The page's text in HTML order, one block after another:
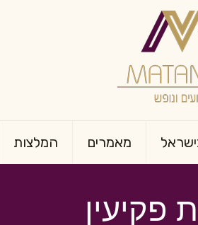
מאמרים המלצות
פקיעין